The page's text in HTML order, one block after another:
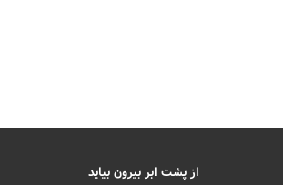
از پشت ابر بیرون بیاید